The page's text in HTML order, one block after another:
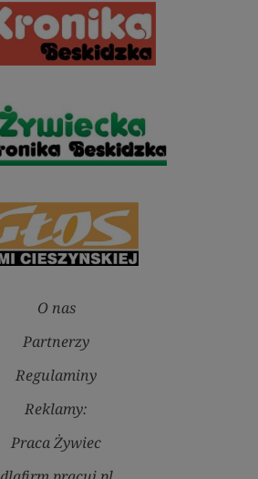
O nas
Partnerzy
Regulaminy
Reklamy:
Praca Żywiec